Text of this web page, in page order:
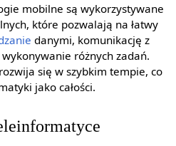
mobilne są wykorzystywane
które pozwalają na łatwy
danymi, komunikację z
różnych zadań.
się w szybkim tempie, co
jako całości.